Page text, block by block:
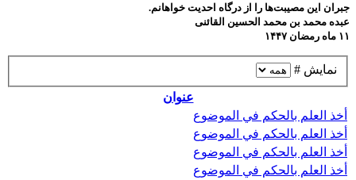
جبران این مصیبت‌ها را از درگاه احدیت خواهانم.
عبده محمد بن محمد الحسین القائنی
۱۱ ماه رمضان ۱۴۴۷
نمایش #
عنوان
أخذ العلم بالحکم في الموضوع
أخذ العلم بالحکم في الموضوع
أخذ العلم بالحکم في الموضوع
أخذ العلم بالحکم في الموضوع